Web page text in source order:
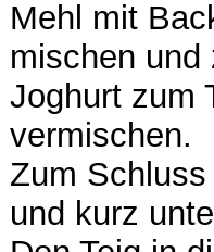
Mehl mit
mischen
Joghurt zum
vermischen.
Zum
und kurz